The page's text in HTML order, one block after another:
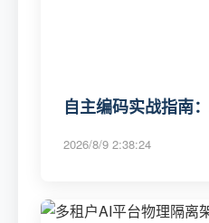
自主编码实战指南
2026/8/9 2:38:24